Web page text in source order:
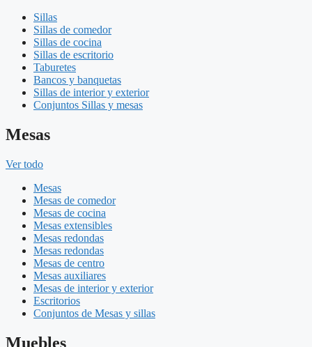
Sillas
Sillas de comedor
Sillas de cocina
Sillas de escritorio
Taburetes
Bancos y banquetas
Sillas de interior y exterior
Conjuntos Sillas y mesas
Mesas
Ver todo
Mesas
Mesas de comedor
Mesas de cocina
Mesas extensibles
Mesas redondas
Mesas redondas
Mesas de centro
Mesas auxiliares
Mesas de interior y exterior
Escritorios
Conjuntos de Mesas y sillas
Muebles